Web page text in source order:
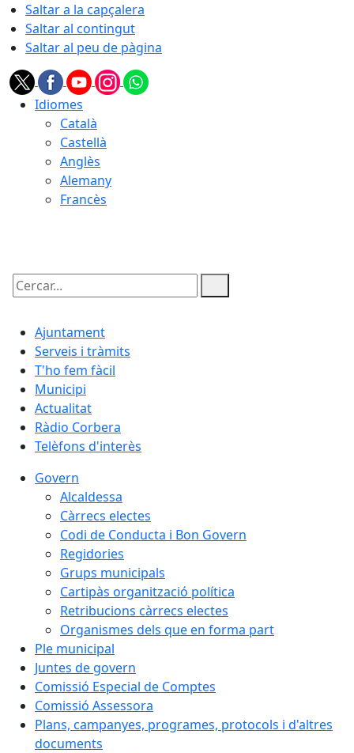
Saltar a la capçalera
Saltar al contingut
Saltar al peu de pàgina
Idiomes
Català
Castellà
Anglès
Alemany
Francès
Cercar:
Ajuntament
Serveis i tràmits
T'ho fem fàcil
Municipi
Actualitat
Ràdio Corbera
Telèfons d'interès
Govern
Alcaldessa
Càrrecs electes
Codi de Conducta i Bon Govern
Regidories
Grups municipals
Cartipàs organització política
Retribucions càrrecs electes
Organismes dels que en forma part
Ple municipal
Juntes de govern
Comissió Especial de Comptes
Comissió Assessora
Plans, campanyes, programes, protocols i d'altres
documents